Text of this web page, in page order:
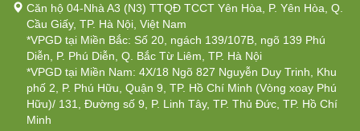
Căn hộ 04-Nhà A3 (N3) TTQĐ TCCT Yên Hòa, P. Yên Hòa, Q.
Cầu Giấy, TP. Hà Nội, Việt Nam
*VPGD tại Miền Bắc: Số 20, ngách 139/107B, ngõ 139 Phú
Diễn, P. Phú Diễn, Q. Bắc Từ Liêm, TP. Hà Nội
*VPGD tại Miền Nam: 4X/18 Ngõ 827 Nguyễn Duy Trinh, Khu
phố 2, P. Phú Hữu, Quận 9, TP. Hồ Chí Minh (Vòng xoay Phú
Hữu)/ 131, Đường số 9, P. Linh Tây, TP. Thủ Đức, TP. Hồ Chí
Minh